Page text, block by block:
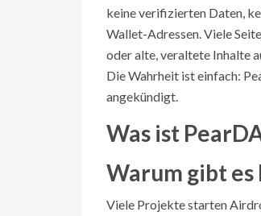
keine verifizierten Daten,
Wallet-Adressen. Viele
oder alte, veraltete Inhalte
Die Wahrheit ist einfach:
angekündigt.
Was ist
Warum gibt
Viele Projekte starten